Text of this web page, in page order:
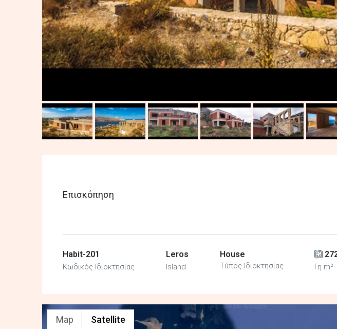
Επισκόπηση
Habit-201
Κωδικός Ιδιοκτησίας
Leros
Island
House
Τύπος Ιδιοκτησίας Γη m²
Map Satellite